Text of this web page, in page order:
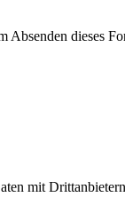
Absenden dieses
mit